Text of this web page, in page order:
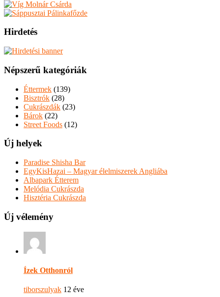
Hirdetés
Népszerű kategóriák
Éttermek (139)
Bisztrók (28)
Cukrászdák (23)
Bárok (22)
Street Foods (12)
Új helyek
Paradise Shisha Bar
EgyKisHazai – Magyar élelmiszerek Angliába
Albapark Étterem
Melódia Cukrászda
Hisztéria Cukrászda
Új vélemény
Ízek Otthonról
tiborszulyak 12 éve